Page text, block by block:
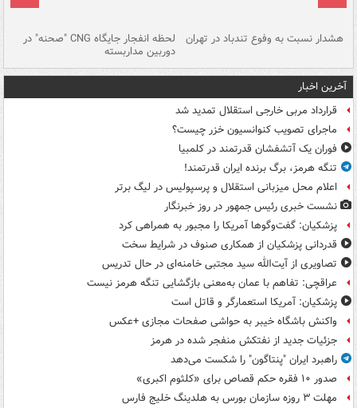
هشدار نسبت به وفوع تندباد در تهران لحظه انفجار جایگاه CNG "صحنه" در
دوربین مداربسته
آخرین اخبار
قرارداد مربی خارجی استقلال تمدید شد
ماجرای تصویب کنوانسیون خزر چیست؟
فوران یک آتشفشان قدرتمند در کلمبیا
تنگه هرمز، برگ برنده ایران قدرتمند!
اعلام محل میزبانی استقلال و پرسپولیس در لیگ برتر
نشست خبری رئیس جمهور در روز خبرنگار
پزشکیان: گفت‌وگوها آمریکا را مجبور به همراهی کرد
قدردانی پزشکیان از همکاری صنوف در شرایط سخت
تصاویری از آیت‌الله سید مجتبی خامنه‌ای در حال تدریس
عراقچی: تفاهم با عمان به‌معنی بازگشایی تنگه هرمز نیست
پزشکیان: آمریکا استعمارگر و قاتل است
واکنش باشگاه خیبر به حواشی صفحات مجازی +عکس
جزئیات جدید از نفتکش منفجر شده در هرمز
راهبرد ایران "پنتاگون" را شکست می‌دهد
صدور ۱۰ فقره حکم قصاص برای «کلثوم اکبری»
مهلت ۳ روزه سازمان بورس به هلدینگ خلیج فارس